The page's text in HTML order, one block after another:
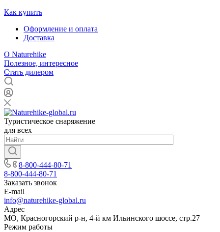
Как купить
Оформление и оплата
Доставка
О Naturehike
Полезное, интересное
Стать дилером
Туристическое снаряжение
для всех
8-800-444-80-71
8-800-444-80-71
Заказать звонок
E-mail
info@naturehike-global.ru
Адрес
МО, Красногорский р-н, 4-й км Ильинского шоссе, стр.27
Режим работы